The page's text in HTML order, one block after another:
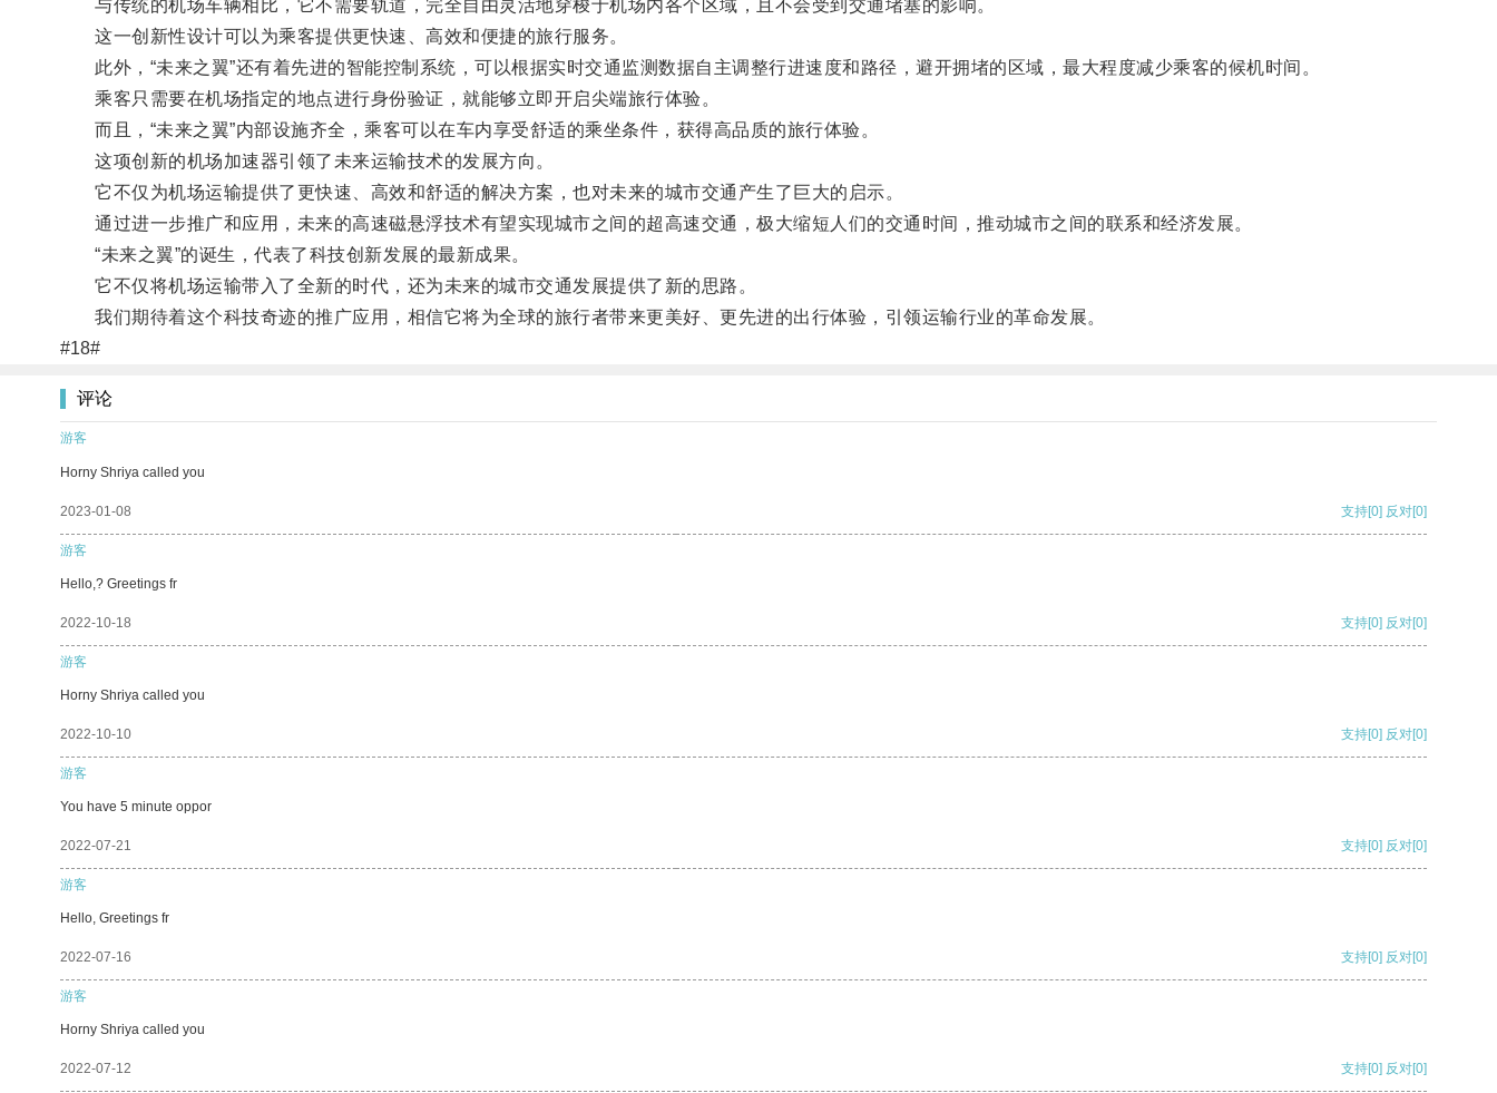
与传统的机场车辆相比，它不需要轨道，完全自由灵活地穿梭于机场内各个区域，且不会受到交通堵塞的影响。
这一创新性设计可以为乘客提供更快速、高效和便捷的旅行服务。
此外，“未来之翼”还有着先进的智能控制系统，可以根据实时交通监测数据自主调整行进速度和路径，避开拥堵的区域，最大程度减少乘客的候机时间。
乘客只需要在机场指定的地点进行身份验证，就能够立即开启尖端旅行体验。
而且，“未来之翼”内部设施齐全，乘客可以在车内享受舒适的乘坐条件，获得高品质的旅行体验。
这项创新的机场加速器引领了未来运输技术的发展方向。
它不仅为机场运输提供了更快速、高效和舒适的解决方案，也对未来的城市交通产生了巨大的启示。
通过进一步推广和应用，未来的高速磁悬浮技术有望实现城市之间的超高速交通，极大缩短人们的交通时间，推动城市之间的联系和经济发展。
“未来之翼”的诞生，代表了科技创新发展的最新成果。
它不仅将机场运输带入了全新的时代，还为未来的城市交通发展提供了新的思路。
我们期待着这个科技奇迹的推广应用，相信它将为全球的旅行者带来更美好、更先进的出行体验，引领运输行业的革命发展。
#18#
评论
游客
Horny Shriya called you
2023-01-08 支持[0] 反对[0]
游客
Hello,? Greetings fr
2022-10-18 支持[0] 反对[0]
游客
Horny Shriya called you
2022-10-10 支持[0] 反对[0]
游客
You have 5 minute oppor
2022-07-21 支持[0] 反对[0]
游客
Hello, Greetings fr
2022-07-16 支持[0] 反对[0]
游客
Horny Shriya called you
2022-07-12 支持[0] 反对[0]